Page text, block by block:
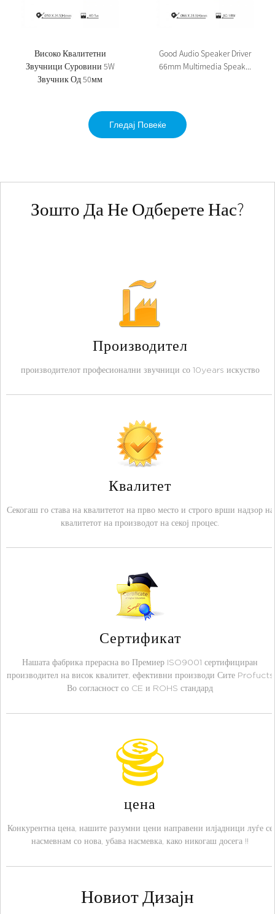
Високо Квалитетни
Звучници Суровини 5W
Звучник Од 50мм
Good Audio Speaker Driver
66mm Multimedia Speak...
Гледај Повеќе
Зошто Да Не Одберете Нас?
Производител
производителот професионални звучници со 10years искуство
Квалитет
Секогаш го става на квалитетот на прво место и строго врши надзор на
квалитетот на производот на секој процес.
Сертификат
Нашата фабрика прерасна во Премиер ISO9001 сертифициран
производител на висок квалитет, ефективни производи Сите Profucts
Во согласност со CE и ROHS стандард
цена
Конкурентна цена, нашите разумни цени направени илјадници луѓе се
насмевнам со нова, убава насмевка, како никогаш досега !!
Новиот Дизајн